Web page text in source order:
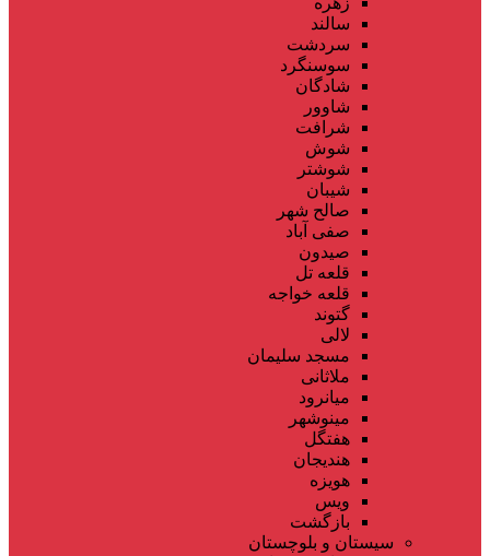
سالند
سردشت
سوسنگرد
شادگان
شاوور
شرافت
شوش
شوشتر
شیبان
صالح شهر
صفی آباد
صیدون
قلعه تل
قلعه خواجه
گتوند
لالی
مسجد سلیمان
ملاثانی
میانرود
مینوشهر
هفتگل
هندیجان
هویزه
ویس
بازگشت
سیستان و بلوچستان